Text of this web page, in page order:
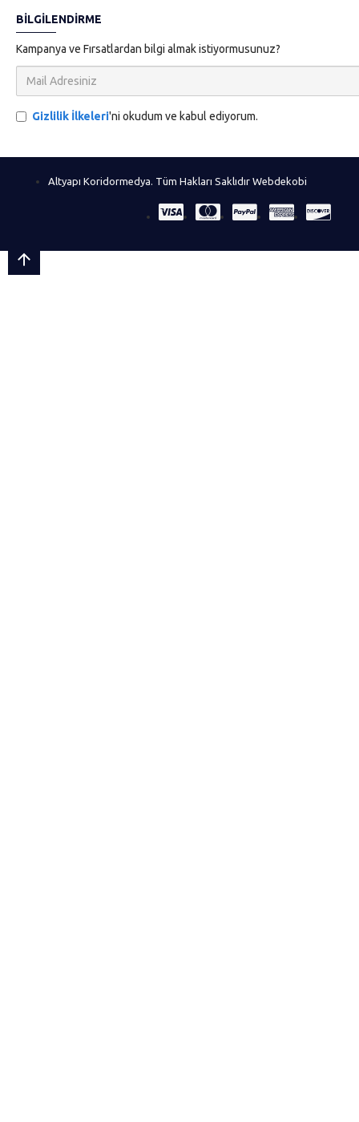
BILGILENDIRME
Kampanya ve Fırsatlardan bilgi almak istiyormusunuz?
Gizlilik İlkeleri'ni okudum ve kabul ediyorum.
Altyapı Koridormedya. Tüm Hakları Saklıdır Webdekobi